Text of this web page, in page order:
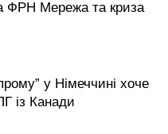
ФРН Мережа та криза
у Німеччині хоче
із Канади